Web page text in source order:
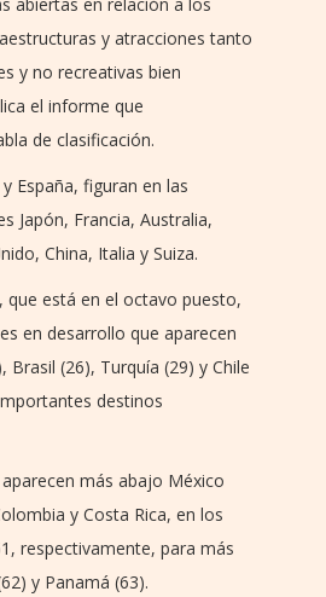
y atracciones tanto
y no recreativas bien
el informe que
de clasificación.
España, figuran en las
Japón, Francia, Australia,
China, Italia y Suiza.
que está en el octavo puesto,
en desarrollo que aparecen
Brasil (26), Turquía (29) y Chile
destinos
más abajo México
y Costa Rica, en los
respectivamente, para más
y Panamá (63).